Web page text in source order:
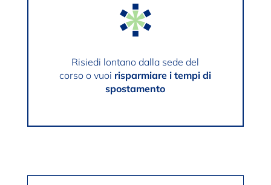
Risiedi lontano dalla sede del
corso o vuoi risparmiare i tempi di
spostamento